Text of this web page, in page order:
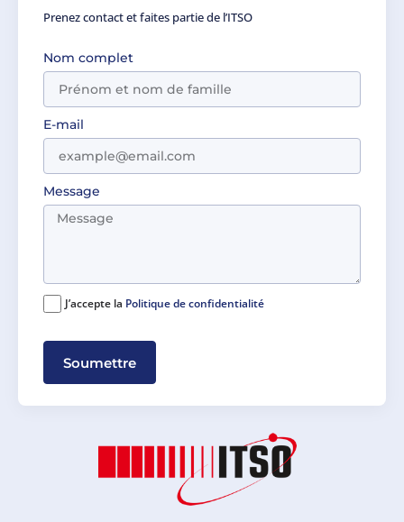
Prenez contact et faites partie de l’ITSO
Nom complet
E-mail
Message
J’accepte la Politique de confidentialité
Soumettre